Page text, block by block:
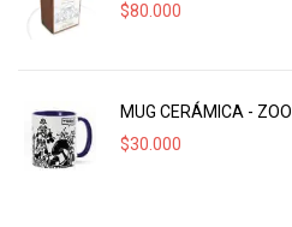
$80.000
MUG CERÁMICA - ZOO
$30.000